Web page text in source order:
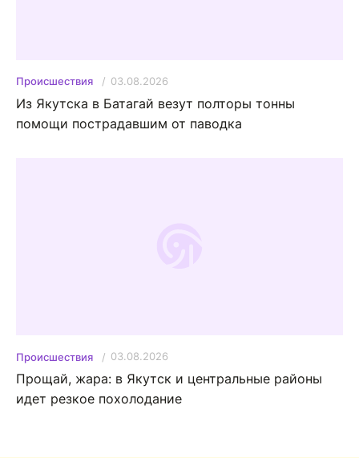
Происшествия 03.08.2026
Из Якутска в Батагай везут полторы тонны
помощи пострадавшим от паводка
Происшествия 03.08.2026
Прощай, жара: в Якутск и центральные районы
идет резкое похолодание